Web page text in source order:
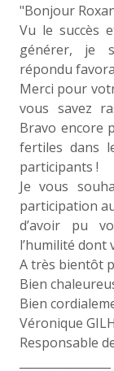
"Bonjour
Vu le succès
générer, je
répondu
Merci pour
vous savez
Bravo encore
fertiles dans
participants !
Je vous
participation
d’avoir pu
l’humilité dont
A très bientôt
Bien
Bien
Véronique
Responsable